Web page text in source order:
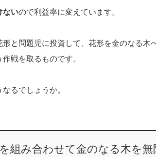
ないので利益率に変えています。
と問題児に投資して、花形を金のなる木
戦を取るものです。
るでしょうか。
組み合わせて金のなる木を無